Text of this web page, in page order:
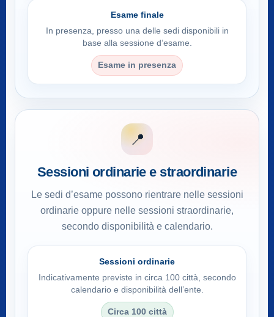
Esame finale
In presenza, presso una delle sedi disponibili in
base alla sessione d’esame.
Esame in presenza
📍
Sessioni ordinarie e straordinarie
Le sedi d’esame possono rientrare nelle sessioni
ordinarie oppure nelle sessioni straordinarie,
secondo disponibilità e calendario.
Sessioni ordinarie
Indicativamente previste in circa 100 città, secondo
calendario e disponibilità dell’ente.
Circa 100 città